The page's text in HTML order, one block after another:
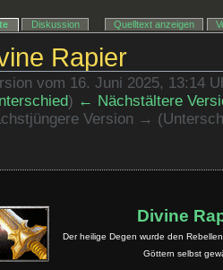
Rapier
vom 16. Juni 2025, 13:14
) ← Nächstältere
Version →
Divine
Der heilige Degen wurde den
Göttern selbst
Diskussion Quelltext anzeigen